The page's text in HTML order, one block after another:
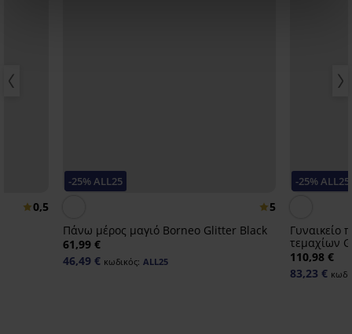
0,5
-25% ALL25
5
Πάνω μέρος μαγιό Borneo Glitter Black
61,99 €
46,49 € κωδικός: ALL25
-25% ALL25
Γυναικείο
τεμαχίων
110,98 €
83,23 €